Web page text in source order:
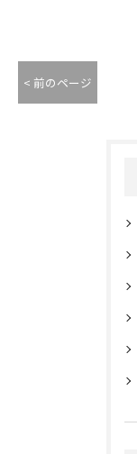
< 前のページ